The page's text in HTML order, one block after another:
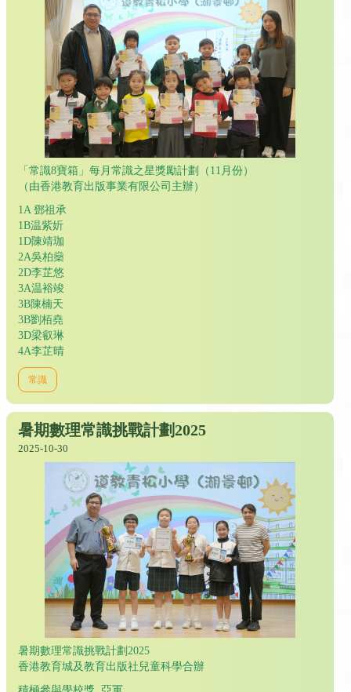
「常識8寶箱」每月常識之星獎勵計劃（11月份）
（由香港教育出版事業有限公司主辦）
1A 鄧祖承
1B温紫妡
1D陳靖珈
2A吳柏燊
2D李芷悠
3A温裕竣
3B陳楠天
3B劉栢堯
3D梁叡琳
4A李芷晴
常識
暑期數理常識挑戰計劃2025
2025-10-30
暑期數理常識挑戰計劃2025
香港教育城及教育出版社兒童科學合辦